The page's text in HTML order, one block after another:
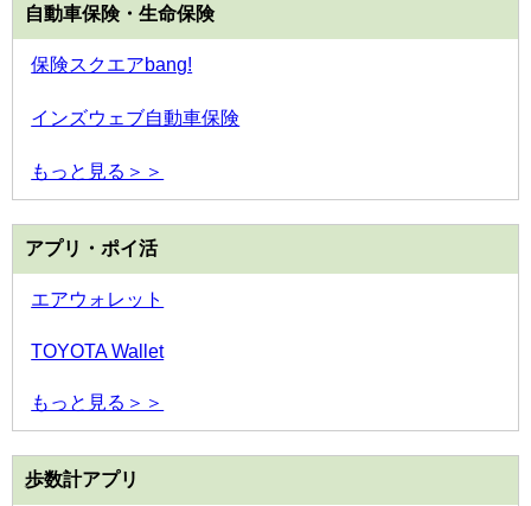
自動車保険・生命保険
保険スクエアbang!
インズウェブ自動車保険
もっと見る＞＞
アプリ・ポイ活
エアウォレット
TOYOTA Wallet
もっと見る＞＞
歩数計アプリ